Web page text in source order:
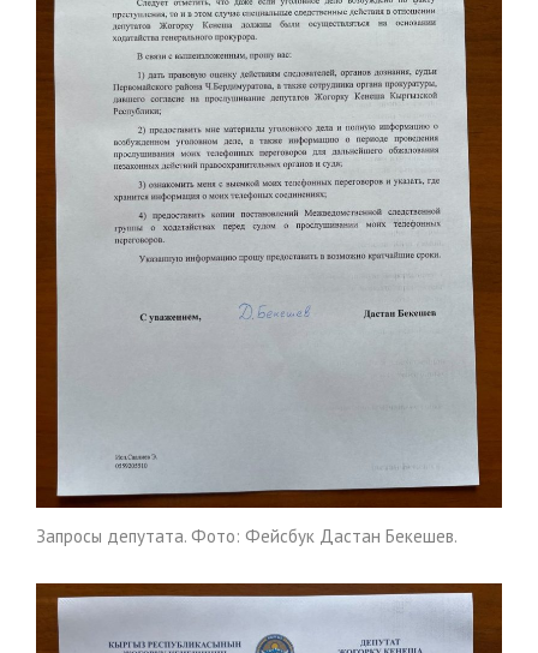
Запросы депутата. Фото: Фейсбук Дастан Бекешев.